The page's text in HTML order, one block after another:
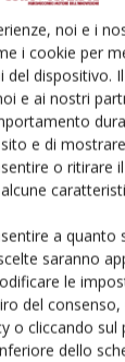
noi e i
i cookie per
del dispositivo.
e ai nostri
e di
o ritirare
a quanto
saranno
le
del consenso,
o cliccando sul
dello